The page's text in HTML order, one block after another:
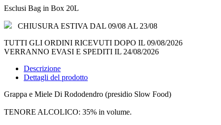
Esclusi Bag in Box 20L
CHIUSURA ESTIVA DAL 09/08 AL 23/08
TUTTI GLI ORDINI RICEVUTI DOPO IL 09/08/2026
VERRANNO EVASI E SPEDITI IL 24/08/2026
Descrizione
Dettagli del prodotto
Grappa e Miele Di Rododendro (presidio Slow Food)
TENORE ALCOLICO: 35% in volume.